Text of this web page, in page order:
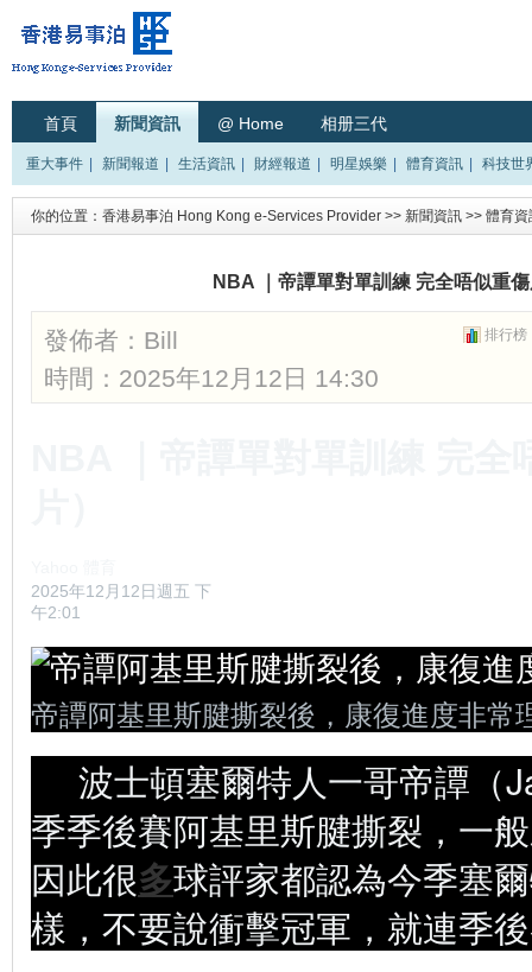
首頁 新聞資訊 @ Home 相册三代
重大事件 新聞報道 生活資訊 財經報道 明星娛樂 體育資訊 科技世
你的位置： 香港易事泊 Hong Kong e-Services Provider >> 新聞資訊 >> 體育資
NBA ｜帝譚單對單訓練 完全唔似重
排行榜
發佈者： Bill
時間：2025年12月12日 14:30
2025年12月12日週五 下
午2:01
帝譚阿基里斯腱撕裂後，康復進度非常
波士頓塞爾特人一哥帝譚（
季季後賽阿基里斯腱撕裂，一
因此很多球評家都認為今季塞
樣，不要說衝擊冠軍，就連季